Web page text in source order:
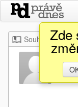
Zde
Souhrn